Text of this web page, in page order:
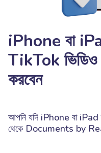
iPhone বা
TikTok ভিডিও
করবেন
আপনি যদি iPhone বা iPad
থেকে Documents by